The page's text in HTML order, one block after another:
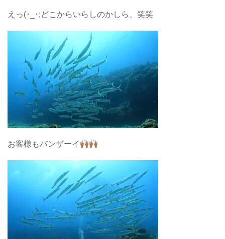
えっ(･_･;どこからいらしのかしら、笑笑
お客様もバンザーイ